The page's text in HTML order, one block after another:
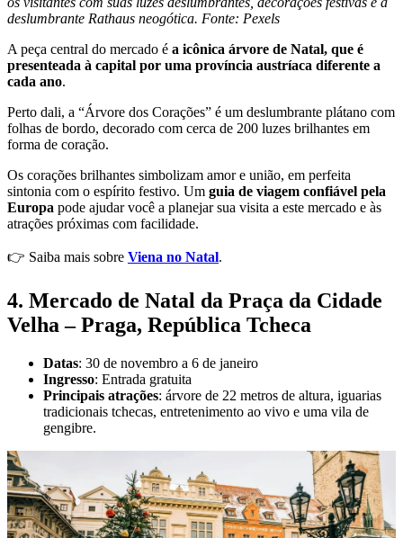
deslumbrante Rathaus neogótica. Fonte: Pexels
A peça central do mercado é a icônica árvore de Natal, que é
presenteada à capital por uma província austríaca diferente a
cada ano.
Perto dali, a “Árvore dos Corações” é um deslumbrante plátano com
folhas de bordo, decorado com cerca de 200 luzes brilhantes em
forma de coração.
Os corações brilhantes simbolizam amor e união, em perfeita
sintonia com o espírito festivo. Um guia de viagem confiável pela
Europa pode ajudar você a planejar sua visita a este mercado e às
atrações próximas com facilidade.
👉 Saiba mais sobre Viena no Natal.
4. Mercado de Natal da Praça da Cidade
Velha – Praga, República Tcheca
Datas: 30 de novembro a 6 de janeiro
Ingresso: Entrada gratuita
Principais atrações: árvore de 22 metros de altura, iguarias
tradicionais tchecas, entretenimento ao vivo e uma vila de
gengibre.